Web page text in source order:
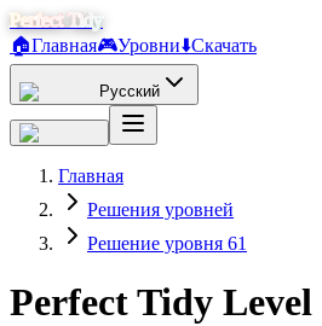
Perfect Tidy
🏠Главная🎮Уровни⬇️Скачать
Русский
Главная
Решения уровней
Решение уровня 61
Perfect Tidy Level